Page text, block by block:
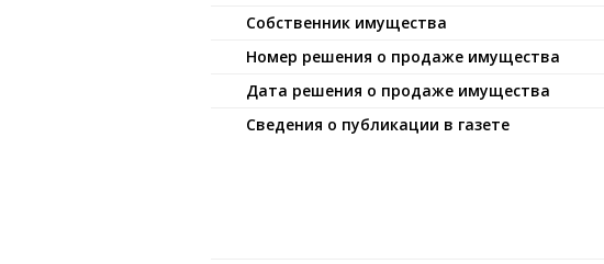
Собственник имущества
Номер решения о продаже имущества
Дата решения о продаже имущества
Сведения о публикации в газете